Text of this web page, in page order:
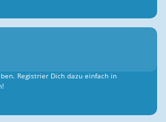
Registrier Dich dazu einfach in